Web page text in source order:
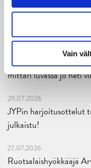
Vain
05.08.2026
JYPin kapteenisto
Joukkueen
mittari luvassa jo heti
29.07.2026
JYPin harjoitusottelut
julkaistu!
27.07.2026
Ruotsalaishyökkääjä